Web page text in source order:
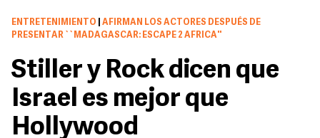
ENTRETENIMIENTO
AFIRMAN LOS ACTORES DESPUÉS DE
PRESENTAR ``MADAGASCAR: ESCAPE 2 AFRICA''
Stiller y Rock dicen que
Israel es mejor que
Hollywood